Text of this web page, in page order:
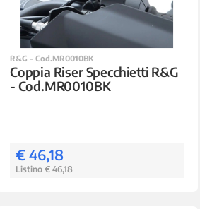
R&G - Cod.MR0010BK
Coppia Riser Specchietti R&G
- Cod.MR0010BK
€ 46,18
Listino € 46,18